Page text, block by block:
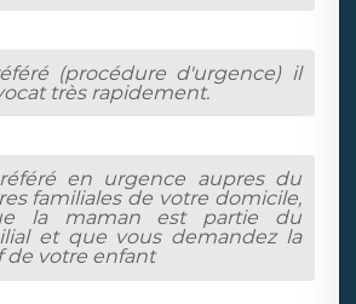
(procédure d'urgence) il
très rapidement.
en urgence aupres du
familiales de votre domicile,
la maman est partie du
et que vous demandez la
de votre enfant